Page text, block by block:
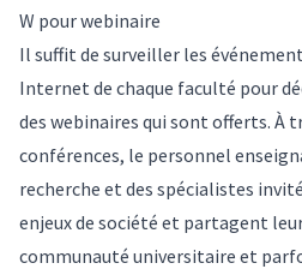
W pour webinaire
Il suffit de surveiller les
Internet de chaque faculté pour
des webinaires qui sont offerts. À
conférences, le personnel
recherche et des spécialistes
enjeux de société et partagent
communauté universitaire et